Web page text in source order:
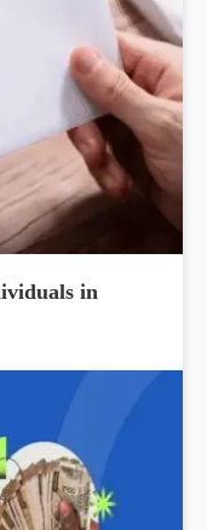
in